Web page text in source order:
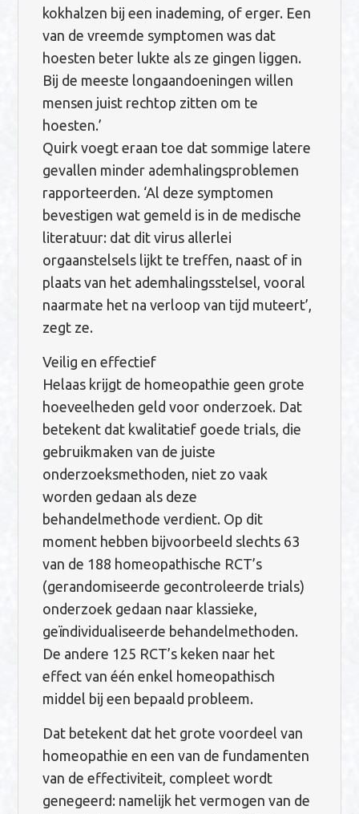
kokhalzen bij een inademing, of erger. Een
van de vreemde symptomen was dat
hoesten beter lukte als ze gingen liggen.
Bij de meeste longaandoeningen willen
mensen juist rechtop zitten om te
hoesten.’
Quirk voegt eraan toe dat sommige latere
gevallen minder ademhalingsproblemen
rapporteerden. ‘Al deze symptomen
bevestigen wat gemeld is in de medische
literatuur: dat dit virus allerlei
orgaanstelsels lijkt te treffen, naast of in
plaats van het ademhalingsstelsel, vooral
naarmate het na verloop van tijd muteert’,
zegt ze.
Veilig en effectief
Helaas krijgt de homeopathie geen grote
hoeveelheden geld voor onderzoek. Dat
betekent dat kwalitatief goede trials, die
gebruikmaken van de juiste
onderzoeksmethoden, niet zo vaak
worden gedaan als deze
behandelmethode verdient. Op dit
moment hebben bijvoorbeeld slechts 63
van de 188 homeopathische RCT’s
(gerandomiseerde gecontroleerde trials)
onderzoek gedaan naar klassieke,
geïndividualiseerde behandelmethoden.
De andere 125 RCT’s keken naar het
effect van één enkel homeopathisch
middel bij een bepaald probleem.
Dat betekent dat het grote voordeel van
homeopathie en een van de fundamenten
van de effectiviteit, compleet wordt
genegeerd: namelijk het vermogen van de